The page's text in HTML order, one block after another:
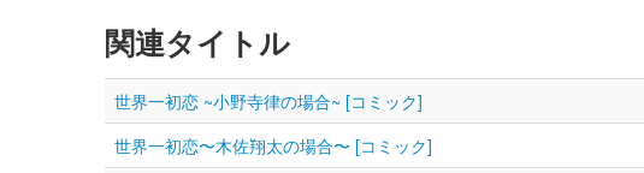
関連タイトル
世界一初恋 ~小野寺律の場合~ [コミック]
世界一初恋〜木佐翔太の場合〜 [コミック]